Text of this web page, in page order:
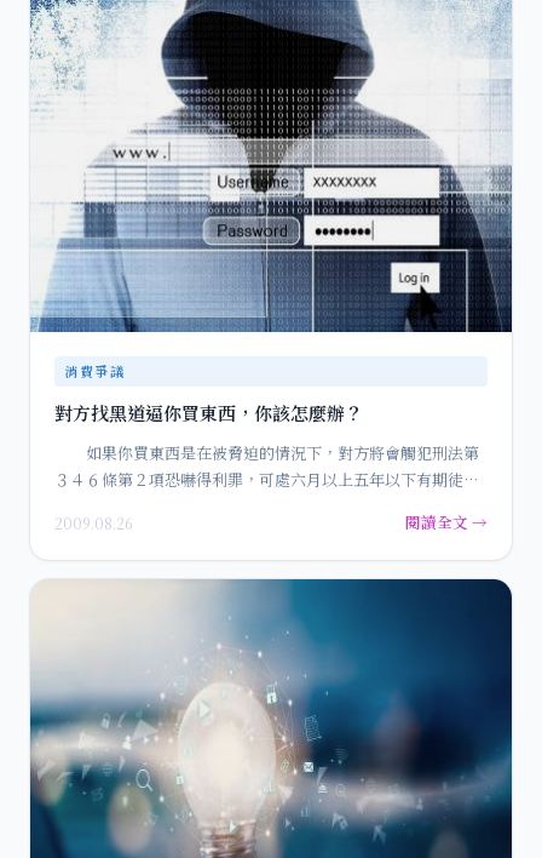
消費爭議
對方找黑道逼你買東西，你該怎麼辦？
如果你買東西是在被脅迫的情況下，對方將會觸犯刑法第
３４６條第２項恐嚇得利罪，可處六月以上五年以下有期徒
2009.08.26 閱讀全文 →